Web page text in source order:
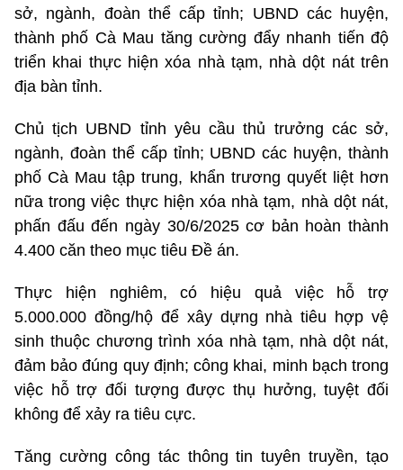
sở, ngành, đoàn thể cấp tỉnh; UBND các huyện,
thành phố Cà Mau tăng cường đẩy nhanh tiến độ
triển khai thực hiện xóa nhà tạm, nhà dột nát trên
địa bàn tỉnh.
Chủ tịch UBND tỉnh yêu cầu thủ trưởng các sở,
ngành, đoàn thể cấp tỉnh; UBND các huyện, thành
phố Cà Mau tập trung, khẩn trương quyết liệt hơn
nữa trong việc thực hiện xóa nhà tạm, nhà dột nát,
phấn đấu đến ngày 30/6/2025 cơ bản hoàn thành
4.400 căn theo mục tiêu Đề án.
Thực hiện nghiêm, có hiệu quả việc hỗ trợ
5.000.000 đồng/hộ để xây dựng nhà tiêu hợp vệ
sinh thuộc chương trình xóa nhà tạm, nhà dột nát,
đảm bảo đúng quy định; công khai, minh bạch trong
việc hỗ trợ đối tượng được thụ hưởng, tuyệt đối
không để xảy ra tiêu cực.
Tăng cường công tác thông tin tuyên truyền, tạo